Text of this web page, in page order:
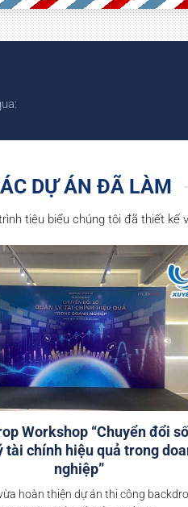
DỰ ÁN ĐÃ LÀM
tiêu biểu chúng tôi đã thiết kế
Workshop “Chuyển đổi
tài chính hiệu quả trong
nghiệp”
hoàn thiện dự án thi công